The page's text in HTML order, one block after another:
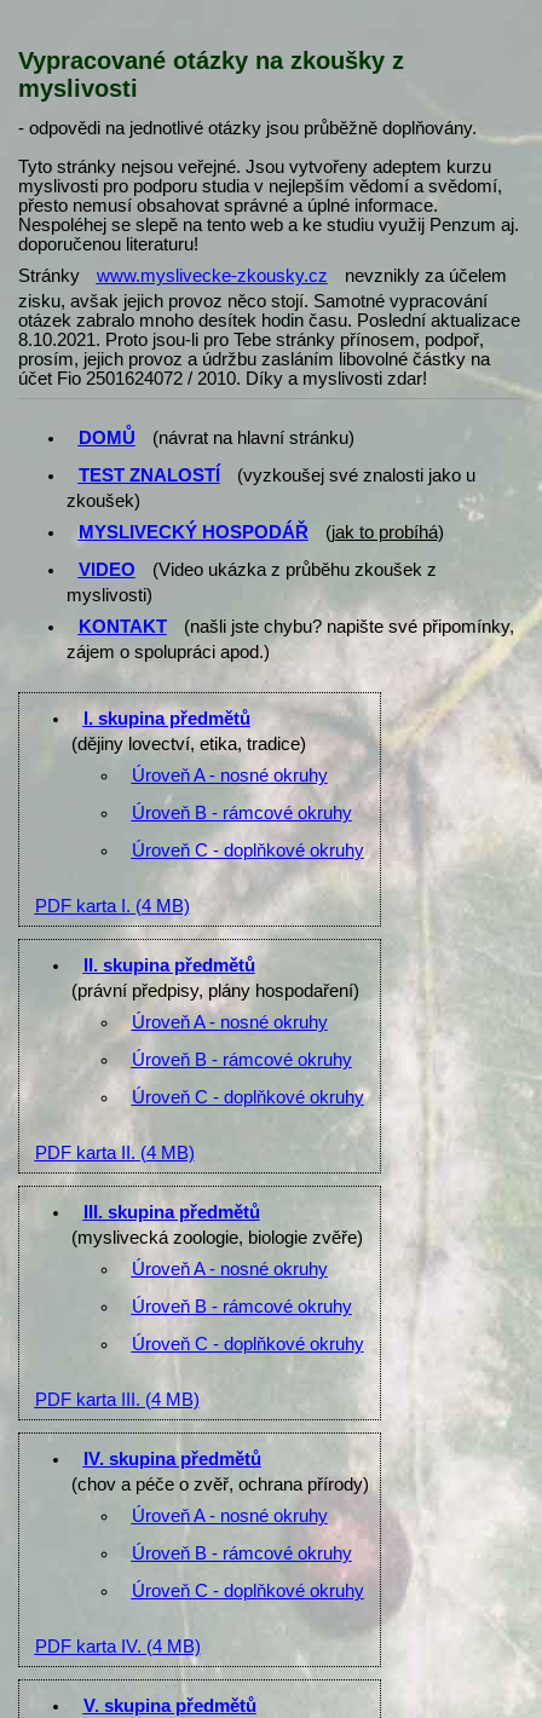
Vypracované otázky na zkoušky z
myslivosti
- odpovědi na jednotlivé otázky jsou průběžně doplňovány.
Tyto stránky nejsou veřejné. Jsou vytvořeny adeptem kurzu
myslivosti pro podporu studia v nejlepším vědomí a svědomí,
přesto nemusí obsahovat správné a úplné informace.
Nespoléhej se slepě na tento web a ke studiu využij Penzum aj.
doporučenou literaturu!
Stránky
www.myslivecke-zkousky.cz
nevznikly za účelem
zisku, avšak jejich provoz něco stojí. Samotné vypracování
otázek zabralo mnoho desítek hodin času. Poslední aktualizace
8.10.2021. Proto jsou-li pro Tebe stránky přínosem, podpoř,
prosím, jejich provoz a údržbu zasláním libovolné částky na
účet Fio 2501624072 / 2010. Díky a myslivosti zdar!
DOMŮ
(návrat na hlavní stránku)
TEST ZNALOSTÍ
(vyzkoušej své znalosti jako u
zkoušek)
MYSLIVECKÝ HOSPODÁŘ
(jak to probíhá)
VIDEO
(Video ukázka z průběhu zkoušek z
myslivosti)
KONTAKT
(našli jste chybu? napište své připomínky,
zájem o spolupráci apod.)
I. skupina předmětů
(dějiny lovectví, etika, tradice)
Úroveň A - nosné okruhy
Úroveň B - rámcové okruhy
Úroveň C - doplňkové okruhy
PDF karta I. (4 MB)
II. skupina předmětů
(právní předpisy, plány hospodaření)
Úroveň A - nosné okruhy
Úroveň B - rámcové okruhy
Úroveň C - doplňkové okruhy
PDF karta II. (4 MB)
III. skupina předmětů
(myslivecká zoologie, biologie zvěře)
Úroveň A - nosné okruhy
Úroveň B - rámcové okruhy
Úroveň C - doplňkové okruhy
PDF karta III. (4 MB)
IV. skupina předmětů
(chov a péče o zvěř, ochrana přírody)
Úroveň A - nosné okruhy
Úroveň B - rámcové okruhy
Úroveň C - doplňkové okruhy
PDF karta IV. (4 MB)
V. skupina předmětů